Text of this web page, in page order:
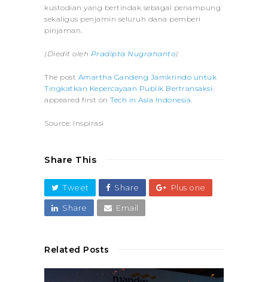
kustodian yang bertindak sebagai penampung
sekaligus penjamin seluruh dana pemberi
pinjaman.
(Diedit oleh Pradipta Nugrahanto)
The post Amartha Gandeng Jamkrindo untuk
Tingkatkan Kepercayaan Publik Bertransaksi
appeared first on Tech in Asia Indonesia
Source: Inspirasi
Share This
Tweet Share Plus one
Share Email
Related Posts